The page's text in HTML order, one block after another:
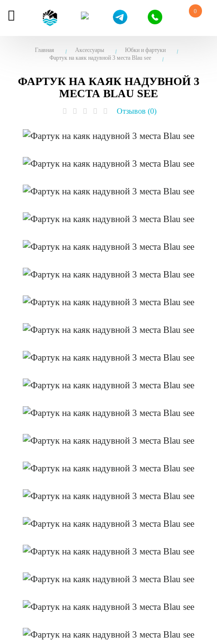
0
Главная Аксессуары
Юбки и фартуки
Фартук на каяк надувной 3 места Blau see
ФАРТУК НА КАЯК НАДУВНОЙ 3
МЕСТА BLAU SEE
Отзывов (0)